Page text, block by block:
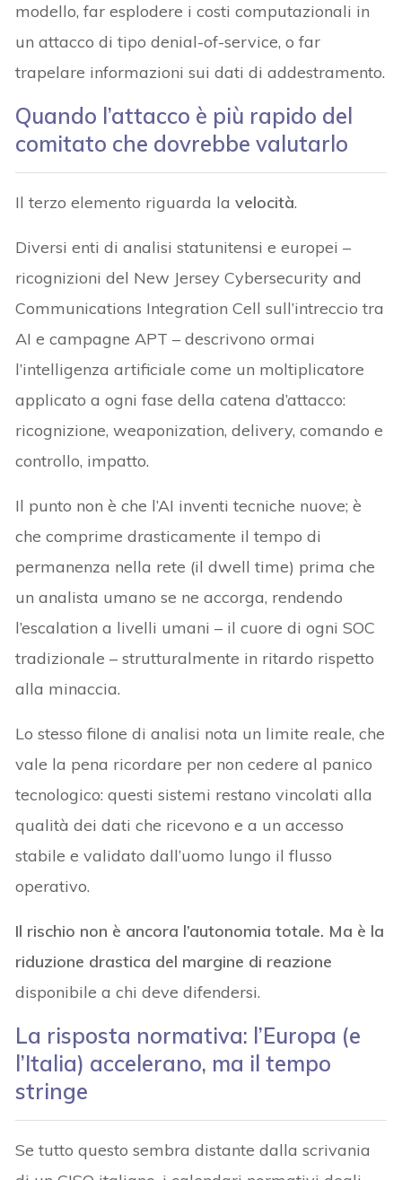
modello, far esplodere i costi computazionali in
un attacco di tipo denial-of-service, o far
trapelare informazioni sui dati di addestramento.
Quando l’attacco è più rapido del
comitato che dovrebbe valutarlo
Il terzo elemento riguarda lavelocità.
Diversi enti di analisi statunitensi e europei –
ricognizioni del New Jersey Cybersecurity and
Communications Integration Cell sull’intreccio tra
AI e campagne APT – descrivono ormai
l’intelligenza artificiale come un moltiplicatore
applicato a ogni fase della catena d’attacco:
ricognizione, weaponization, delivery, comando e
controllo, impatto.
Il punto non è che l’AI inventi tecniche nuove; è
che comprime drasticamente il tempo di
permanenza nella rete (il dwell time) prima che
un analista umano se ne accorga, rendendo
l’escalation a livelli umani – il cuore di ogni SOC
tradizionale – strutturalmente in ritardo rispetto
alla minaccia.
Lo stesso filone di analisi nota un limite reale, che
vale la pena ricordare per non cedere al panico
tecnologico: questi sistemi restano vincolati alla
qualità dei dati che ricevono e a un accesso
stabile e validato dall’uomo lungo il flusso
operativo.
Il rischio non è ancora l’autonomia totale. Ma è la
riduzione drastica del margine di reazione
disponibile a chi deve difendersi.
La risposta normativa: l’Europa (e
l’Italia) accelerano, ma il tempo
stringe
Se tutto questo sembra distante dalla scrivania